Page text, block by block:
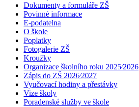
Dokumenty a formuláře ZŠ
Povinné informace
E-podatelna
O škole
Poplatky
Fotogalerie ZŠ
Kroužky
Organizace školního roku 2025⁄2026
Zápis do ZŠ 2026⁄2027
Vyučovací hodiny a přestávky
Vize školy
Poradenské služby ve škole